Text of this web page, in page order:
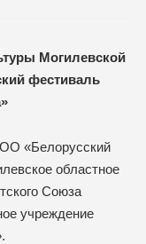
Могилевской
фестиваль
«Белорусский
областное
Союза
учреждение